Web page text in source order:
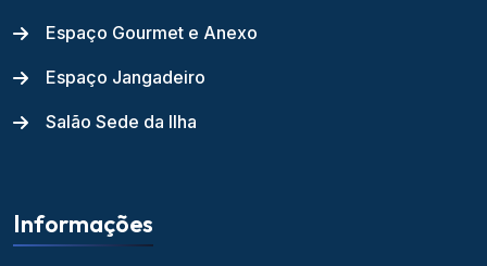
Espaço Gourmet e Anexo
Espaço Jangadeiro
Salão Sede da Ilha
Informações